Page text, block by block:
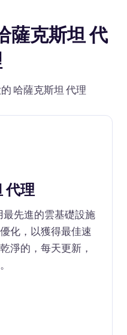
薩克斯坦 代
哈薩克斯坦 代理
代理
最先進的雲基礎設施
化，以獲得最佳速
淨的，每天更新，